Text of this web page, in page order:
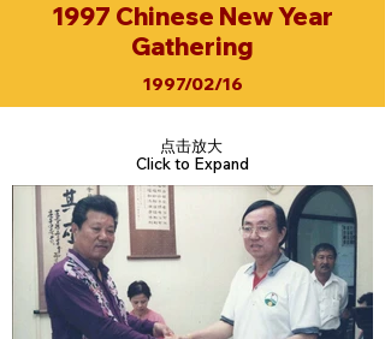
1997 Chinese New Year
Gathering
1997/02/16
点击放大
Click to Expand